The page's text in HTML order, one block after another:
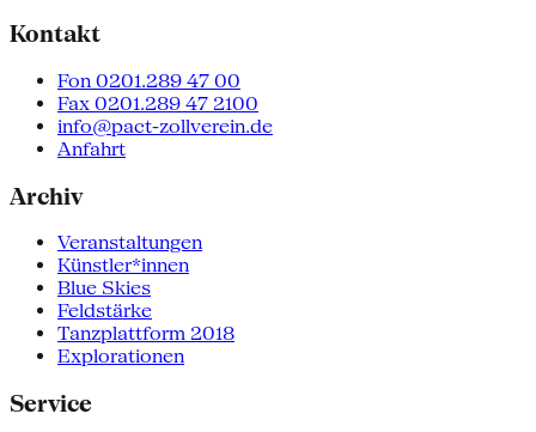
Kontakt
Fon 0201.289 47 00
Fax 0201.289 47 2100
info@pact-zollverein.de
Anfahrt
Archiv
Veranstaltungen
Künstler*innen
Blue Skies
Feldstärke
Tanzplattform 2018
Explorationen
Service